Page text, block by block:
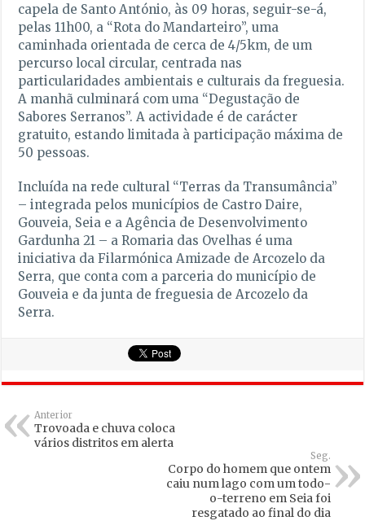
capela de Santo António, às 09 horas, seguir-se-á,
pelas 11h00, a “Rota do Mandarteiro”, uma
caminhada orientada de cerca de 4/5km, de um
percurso local circular, centrada nas
particularidades ambientais e culturais da freguesia.
A manhã culminará com uma “Degustação de
Sabores Serranos”. A actividade é de carácter
gratuito, estando limitada à participação máxima de
50 pessoas.
Incluída na rede cultural “Terras da Transumância”
– integrada pelos municípios de Castro Daire,
Gouveia, Seia e a Agência de Desenvolvimento
Gardunha 21 – a Romaria das Ovelhas é uma
iniciativa da Filarmónica Amizade de Arcozelo da
Serra, que conta com a parceria do município de
Gouveia e da junta de freguesia de Arcozelo da
Serra.
Anterior
Trovoada e chuva coloca
vários distritos em alerta
Seg.
Corpo do homem que ontem
caiu num lago com um todo-
o-terreno em Seia foi
resgatado ao final do dia